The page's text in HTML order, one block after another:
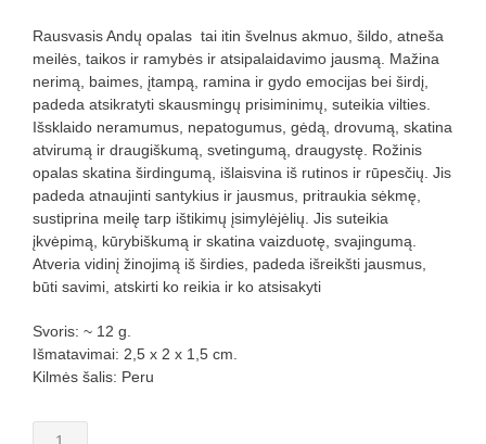
Rausvasis Andų opalas tai itin švelnus akmuo, šildo, atneša
meilės, taikos ir ramybės ir atsipalaidavimo jausmą. Mažina
nerimą, baimes, įtampą, ramina ir gydo emocijas bei širdį,
padeda atsikratyti skausmingų prisiminimų, suteikia vilties.
Išsklaido neramumus, nepatogumus, gėdą, drovumą, skatina
atvirumą ir draugiškumą, svetingumą, draugystę. Rožinis
opalas skatina širdingumą, išlaisvina iš rutinos ir rūpesčių. Jis
padeda atnaujinti santykius ir jausmus, pritraukia sėkmę,
sustiprina meilę tarp ištikimų įsimylėjėlių. Jis suteikia
įkvėpimą, kūrybiškumą ir skatina vaizduotę, svajingumą.
Atveria vidinį žinojimą iš širdies, padeda išreikšti jausmus,
būti savimi, atskirti ko reikia ir ko atsisakyti
Svoris: ~ 12 g.
Išmatavimai: 2,5 x 2 x 1,5 cm.
Kilmės šalis: Peru
produkto